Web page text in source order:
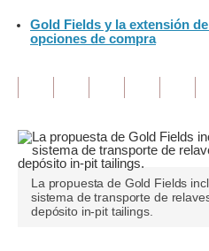
Editorial
Tendencias
Lujo
Viajes
Gold Fields y la extensión
opciones de compra
La propuesta de Gold Fields
sistema de transporte de
depósito in-pit tailings.